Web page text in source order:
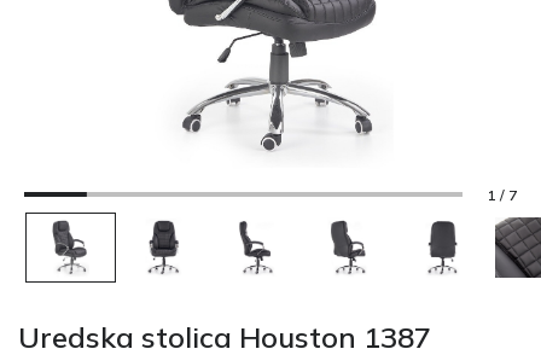
4.8
1 / 7
Uredska stolica Houston 1387